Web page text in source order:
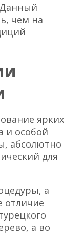
чем на
ярких
и особой
абсолютно
для
а
отличие
а во